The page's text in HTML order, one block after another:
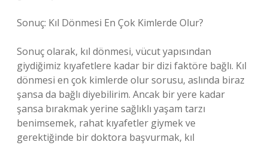
Sonuç: Kıl Dönmesi En Çok Kimlerde Olur?
Sonuç olarak, kıl dönmesi, vücut yapısından
giydiğimiz kıyafetlere kadar bir dizi faktöre bağlı. Kıl
dönmesi en çok kimlerde olur sorusu, aslında biraz
şansa da bağlı diyebilirim. Ancak bir yere kadar
şansa bırakmak yerine sağlıklı yaşam tarzı
benimsemek, rahat kıyafetler giymek ve
gerektiğinde bir doktora başvurmak, kıl